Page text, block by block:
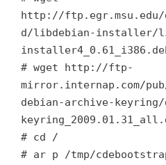
http://
d/libdebian-installer/
# wget http://ftp-
mirror.internap.com/
debian-archive-
# cd /
# ar p /tmp/